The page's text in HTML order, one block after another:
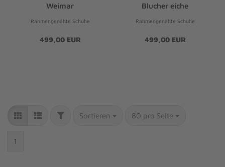
Weimar
Rahmengenähte Schuhe
499,00 EUR
Blucher eiche
Rahmengenähte Schuhe
499,00 EUR
Sortieren 80 pro Seite
1